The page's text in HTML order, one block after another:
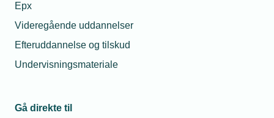
Epx
Videregående uddannelser
Efteruddannelse og tilskud
Undervisningsmateriale
Gå direkte til
Relaterede nyheder